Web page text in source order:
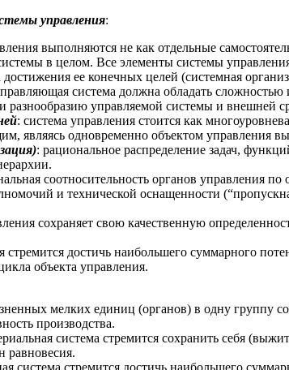
управления:
выполняются не как отдельные
в целом. Все элементы системы
достижения ее конечных целей (системная
система должна обладать сложностью
разнообразию управляемой системы и внешней
: система управления стоится как
являясь одновременно объектом управления
: рациональное распределение задач,
соотносительность органов управления
и технической оснащенности
сохраняет свою качественную
стремится достичь наибольшего суммарного
объекта управления.
мелких единиц (органов) в одну группу
производства.
система стремится сохранить себя
равновесия.
система стремится достичь наибольшего